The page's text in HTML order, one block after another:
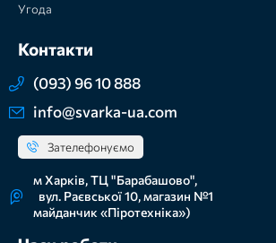
Угода
Контакти
(093) 96 10 888
info@svarka-ua.com
Зателефонуємо
м Харків, ТЦ "Барабашово",
вул. Раєвської 10, магазин №1
майданчик «Піротехніка»)